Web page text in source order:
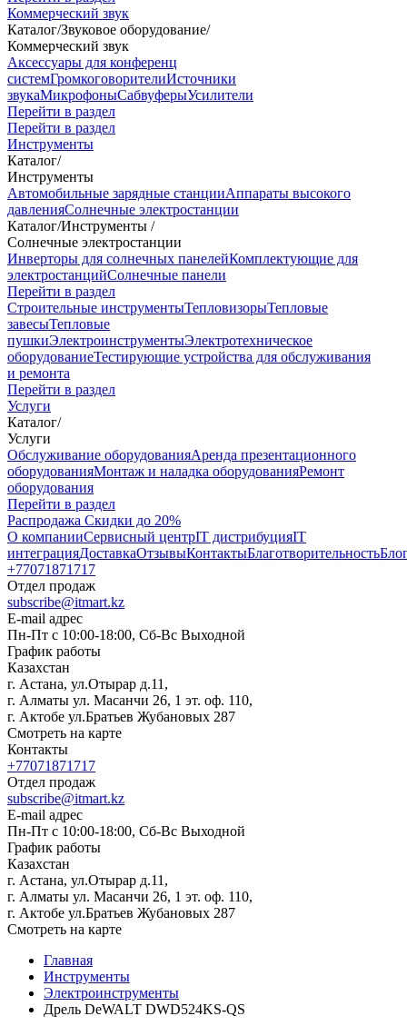
Коммерческий звук
Каталог/Звуковое оборудование/
Коммерческий звук
Аксессуары для конференц
системГромкоговорителиИсточники
звукаМикрофоныСабвуферыУсилители
Перейти в раздел
Перейти в раздел
Инструменты
Каталог/
Инструменты
Автомобильные зарядные станцииАппараты высокого
давленияСолнечные электростанции
Каталог/Инструменты /
Солнечные электростанции
Инверторы для солнечных панелейКомплектующие для
электростанцийСолнечные панели
Перейти в раздел
Строительные инструментыТепловизорыТепловые
завесыТепловые
пушкиЭлектроинструментыЭлектротехническое
оборудованиеТестирующие устройства для обслуживания
и ремонта
Перейти в раздел
Услуги
Каталог/
Услуги
Oбслуживание оборудованияАренда презентационного
оборудованияМонтаж и наладка оборудованияРемонт
оборудования
Перейти в раздел
Распродажа Скидки до 20%
О компанииСервисный центрIT дистрибуцияIT
интеграцияДоставкаОтзывыКонтактыБлаготворительность
+77071871717
Отдел продаж
subscribe@itmart.kz
E-mail адрес
Пн-Пт с 10:00-18:00, Сб-Вс Выходной
График работы
Казахстан
г. Астана, ул.Отырар д.11,
г. Алматы ул. Масанчи 26, 1 эт. оф. 110,
г. Актобе ул.Братьев Жубановых 287
Смотреть на карте
Контакты
+77071871717
Отдел продаж
subscribe@itmart.kz
E-mail адрес
Пн-Пт с 10:00-18:00, Сб-Вс Выходной
График работы
Казахстан
г. Астана, ул.Отырар д.11,
г. Алматы ул. Масанчи 26, 1 эт. оф. 110,
г. Актобе ул.Братьев Жубановых 287
Смотреть на карте
Главная
Инструменты
Электроинструменты
Дрель DeWALT DWD524KS-QS